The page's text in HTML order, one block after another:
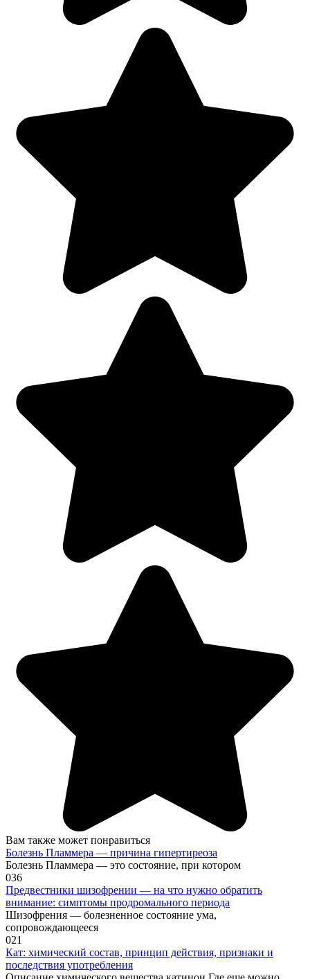
Вам также может понравиться
Болезнь Пламмера — причина гипертиреоза
Болезнь Пламмера — это состояние, при котором
036
Предвестники шизофрении — на что нужно обратить
внимание: симптомы продромального периода
Шизофрения — болезненное состояние ума,
сопровождающееся
021
Кат: химический состав, принцип действия, признаки и
последствия употребления